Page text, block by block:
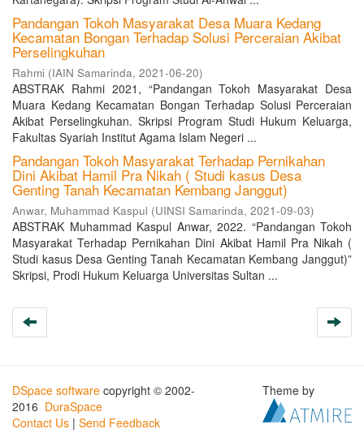
Pandangan Tokoh Masyarakat Desa Muara Kedang
Kecamatan Bongan Terhadap Solusi Perceraian Akibat
Perselingkuhan
Rahmi (IAIN Samarinda, 2021-06-20)
ABSTRAK Rahmi 2021, “Pandangan Tokoh Masyarakat Desa
Muara Kedang Kecamatan Bongan Terhadap Solusi Perceraian
Akibat Perselingkuhan. Skripsi Program Studi Hukum Keluarga,
Fakultas Syariah Institut Agama Islam Negeri ...
Pandangan Tokoh Masyarakat Terhadap Pernikahan
Dini Akibat Hamil Pra Nikah ( Studi kasus Desa
Genting Tanah Kecamatan Kembang Janggut)
Anwar, Muhammad Kaspul (UINSI Samarinda, 2021-09-03)
ABSTRAK Muhammad Kaspul Anwar, 2022. “Pandangan Tokoh
Masyarakat Terhadap Pernikahan Dini Akibat Hamil Pra Nikah (
Studi kasus Desa Genting Tanah Kecamatan Kembang Janggut)”
Skripsi, Prodi Hukum Keluarga Universitas Sultan ...
DSpace software copyright © 2002-
2016 DuraSpace
Contact Us | Send Feedback
Theme by